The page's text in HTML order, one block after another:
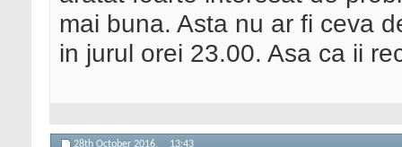
mai buna. Asta nu ar fi ceva
in jurul orei 23.00. Asa ca ii
28th October 2016, 13:43